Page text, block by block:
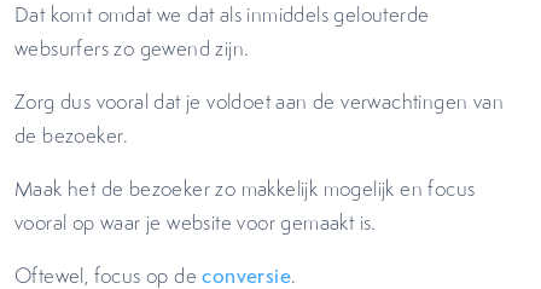
Dat komt omdat we dat als inmiddels gelouterde
websurfers zo gewend zijn.
Zorg dus vooral dat je voldoet aan de verwachtingen van
de bezoeker.
Maak het de bezoeker zo makkelijk mogelijk en focus
vooral op waar je website voor gemaakt is.
Oftewel, focus op deconversie.